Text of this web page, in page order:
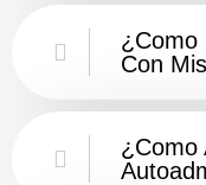
¿como
Con
¿Como